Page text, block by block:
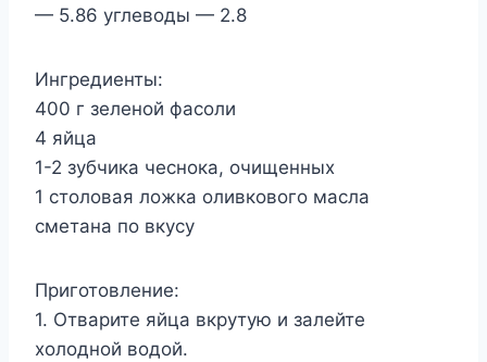
— 5.86 углеводы — 2.8
Ингредиенты:
400 г зеленой фасоли
4 яйца
1-2 зубчика чеснока, очищенных
1 столовая ложка оливкового масла
сметана по вкусу
Приготовление:
1. Отварите яйца вкрутую и залейте
холодной водой.